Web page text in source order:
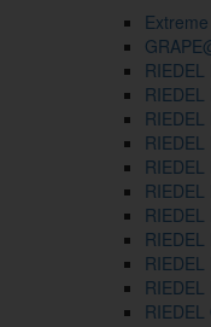
Extreme
RIEDEL